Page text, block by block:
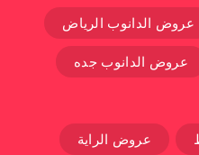
عروض الدانوب الرياض
عروض الدانوب جده
عروض الراية